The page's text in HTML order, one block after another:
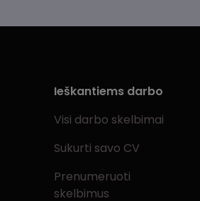
Ieškantiems darbo
Visi darbo skelbimai
Sukurti savo CV
Prenumeruoti
skelbimus